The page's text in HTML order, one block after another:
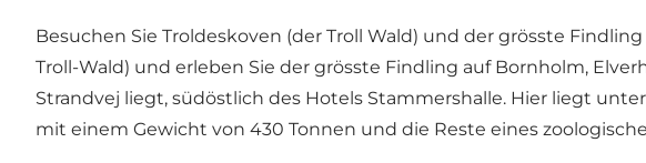
Besuchen Sie Troldeskoven (der Troll Wald) und der grösste
Troll-Wald) und erleben Sie der grösste Findling auf Bornholm,
Strandvej liegt, südöstlich des Hotels Stammershalle. Hier liegt
mit einem Gewicht von 430 Tonnen und die Reste eines